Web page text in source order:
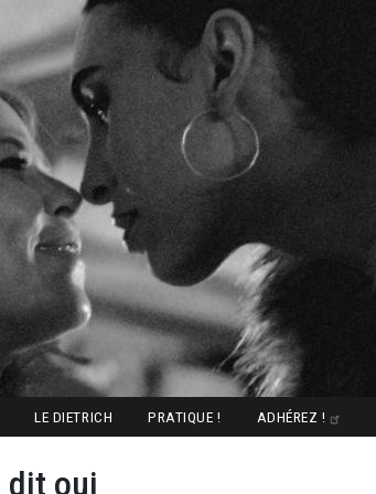
LE DIETRICH PRATIQUE ! ADHÉREZ !
dit oui